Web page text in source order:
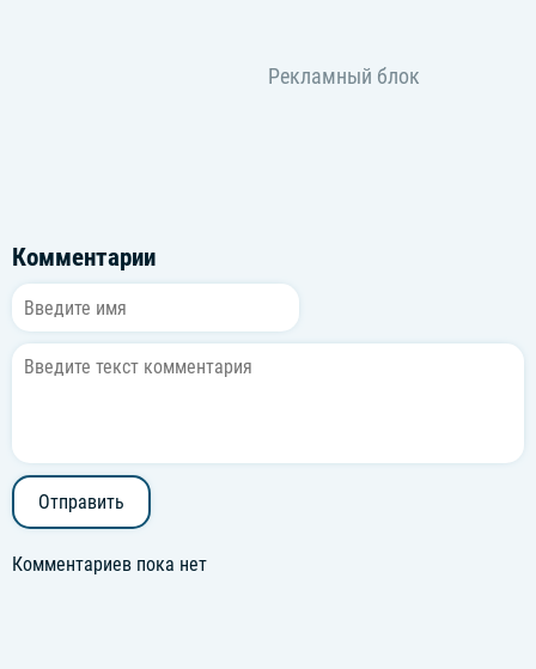
Комментарии
Отправить
Комментариев пока нет